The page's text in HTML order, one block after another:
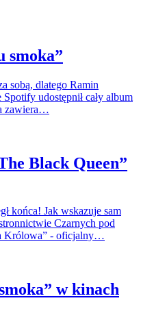
smoka”
sobą, dlatego Ramin
udostępnił cały album
zawiera…
Black Queen”
końca! Jak wskazuje sam
Czarnych pod
Królowa” - oficjalny…
w kinach